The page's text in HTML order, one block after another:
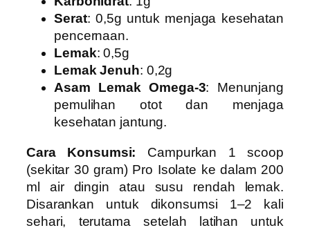
Serat: 0,5g untuk menjaga kesehatan
pencernaan.
Lemak: 0,5g
Lemak Jenuh: 0,2g
Asam Lemak Omega-3: Menunjang
pemulihan otot dan menjaga
kesehatan jantung.
Cara Konsumsi: Campurkan 1 scoop
(sekitar 30 gram) Pro Isolate ke dalam 200
ml air dingin atau susu rendah lemak.
Disarankan untuk dikonsumsi 1–2 kali
sehari, terutama setelah latihan untuk